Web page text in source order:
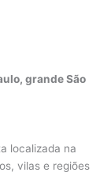
grande São
localizada na
vilas e regiões